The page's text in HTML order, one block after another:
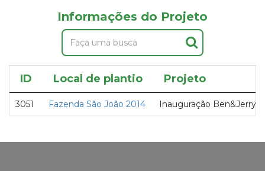
Informações do Projeto
ID Local de plantio Projeto
3051 Fazenda São João 2014 Inauguração Ben&Jerry